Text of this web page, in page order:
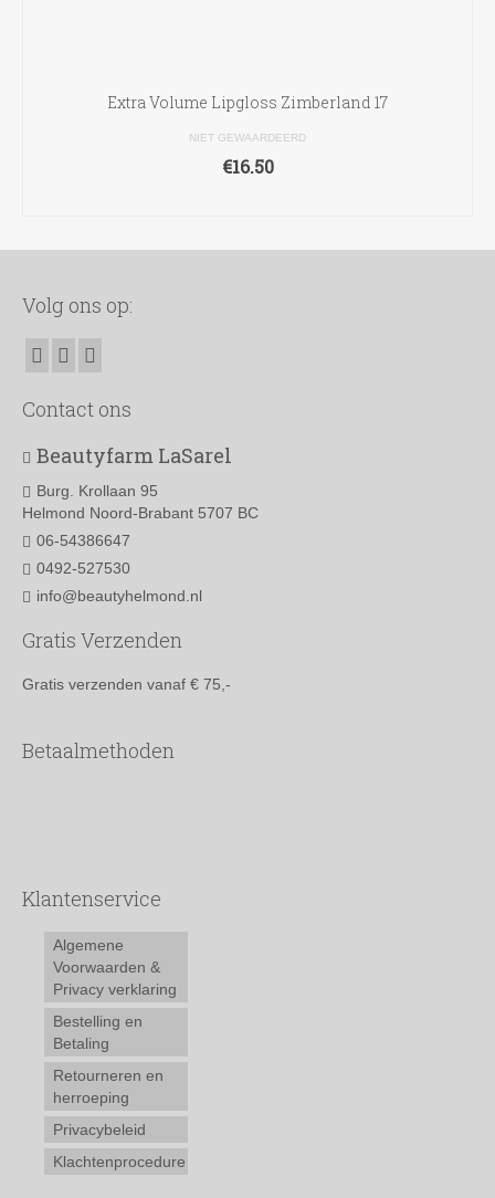
Extra Volume Lipgloss Zimberland 17
NIET GEWAARDEERD
€16.50
Volg ons op:
Contact ons
Beautyfarm LaSarel
Burg. Krollaan 95
Helmond Noord-Brabant 5707 BC
06-54386647
0492-527530
info@beautyhelmond.nl
Gratis Verzenden
Gratis verzenden vanaf € 75,-
Betaalmethoden
Klantenservice
Algemene
Voorwaarden &
Privacy verklaring
Bestelling en
Betaling
Retourneren en
herroeping
Privacybeleid
Klachtenprocedure